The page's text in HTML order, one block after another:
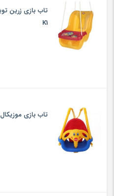
K1
تاب بازی موزیکال Jumbo Swing Musical